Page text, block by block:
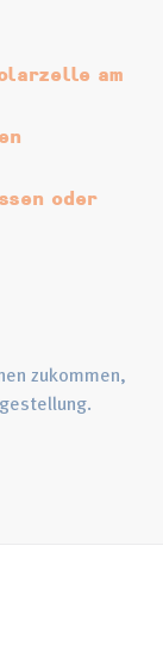
am
oder
zukommen,